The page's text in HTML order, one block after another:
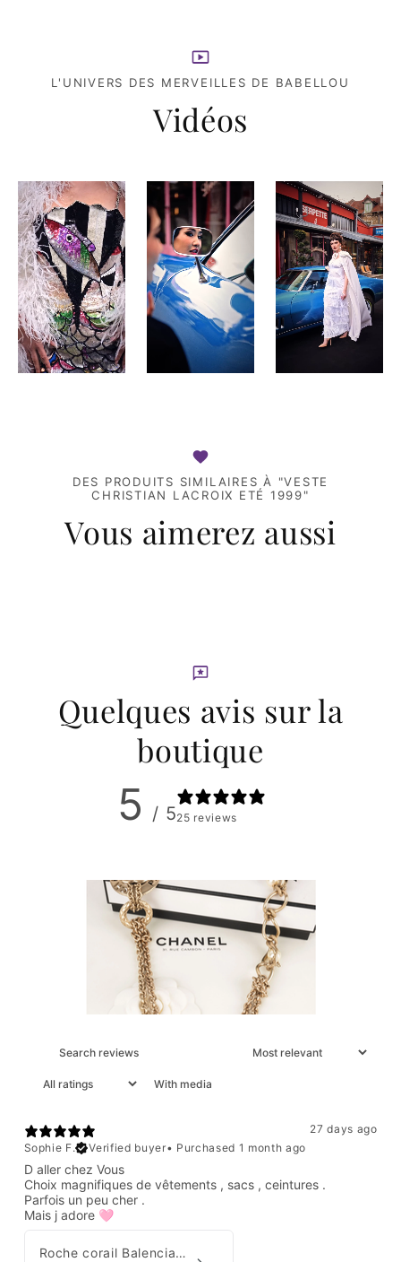
L'UNIVERS DES MERVEILLES DE BABELLOU
Vidéos
DES PRODUITS SIMILAIRES À "VESTE
CHRISTIAN LACROIX ETÉ 1999"
Vous aimerez aussi
Quelques avis sur la
boutique
5 / 525 reviews
With media
27 days ago
Sophie F.
Verified buyer• Purchased 1 month ago
D aller chez Vous
Choix magnifiques de vêtements , sacs , ceintures .
Parfois un peu cher .
Mais j adore 🩷
Roche corail Balenciaga 2006